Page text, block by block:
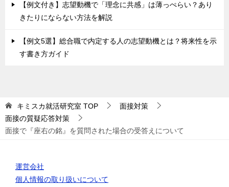
【例文付き】志望動機で「理念に共感」は薄っぺらい？あり
きたりにならない方法を解説
【例文5選】総合職で内定する人の志望動機とは？将来性を示
す書き方ガイド
キミスカ就活研究室 TOP
面接対策
面接の質疑応答対策
面接で『座右の銘』を質問された場合の受答えについて
運営会社
個人情報の取り扱いについて